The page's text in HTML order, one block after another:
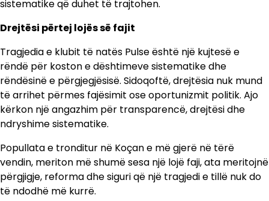
sistematike që duhet të trajtohen.
Drejtësi përtej lojës së fajit
Tragjedia e klubit të natës Pulse është një kujtesë e
rëndë për koston e dështimeve sistematike dhe
rëndësinë e përgjegjësisë. Sidoqoftë, drejtësia nuk mund
të arrihet përmes fajësimit ose oportunizmit politik. Ajo
kërkon një angazhim për transparencë, drejtësi dhe
ndryshime sistematike.
Popullata e tronditur në Koçan e më gjerë në tërë
vendin, meriton më shumë sesa një lojë faji, ata meritojnë
përgjigje, reforma dhe siguri që një tragjedi e tillë nuk do
të ndodhë më kurrë.